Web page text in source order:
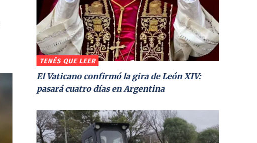
TENÉS QUE LEER
El Vaticano confirmó la gira de León XIV:
pasará cuatro días en Argentina